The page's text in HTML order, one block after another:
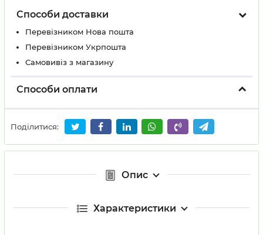
Способи доставки
Перевізником Нова пошта
Перевізником Укрпошта
Самовивіз з магазину
Способи оплати
Поділитися:
Опис
Характеристики